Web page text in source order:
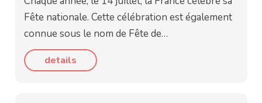
Fête nationale. Cette célébration est également
connue sous le nom de Fête de…
details